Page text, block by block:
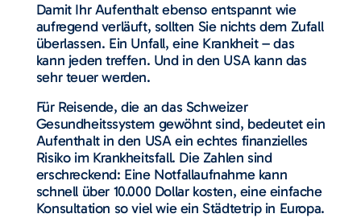
Damit Ihr Aufenthalt ebenso entspannt wie
aufregend verläuft, sollten Sie nichts dem Zufall
überlassen. Ein Unfall, eine Krankheit – das
kann jeden treffen. Und in den USA kann das
sehr teuer werden.
Für Reisende, die an das Schweizer
Gesundheitssystem gewöhnt sind, bedeutet ein
Aufenthalt in den USA ein echtes finanzielles
Risiko im Krankheitsfall. Die Zahlen sind
erschreckend: Eine Notfallaufnahme kann
schnell über 10.000 Dollar kosten, eine einfache
Konsultation so viel wie ein Städtetrip in Europa.